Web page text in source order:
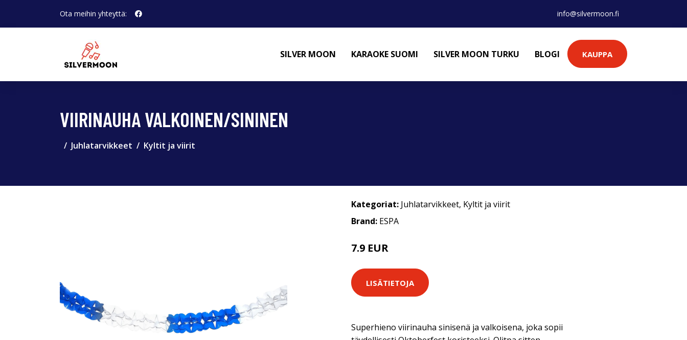
Ota meihin yhteyttä: info@silvermoon.fi
SILVER MOON KARAOKE SUOMI SILVER MOON TURKU BLOGI KAUPPA
VIIRINAUHA VALKOINEN/SININEN
Juhlatarvikkeet Kyltit ja viirit
Kategoriat: Juhlatarvikkeet, Kyltit ja viirit
Brand: ESPA
7.9 EUR
LISÄTIETOJA
Superhieno viirinauha sinisenä ja valkoisena, joka sopii